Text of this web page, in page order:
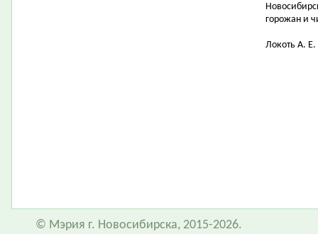
горожан и
Локоть А. Е.
© Мэрия г. Новосибирска, 2015-2026.